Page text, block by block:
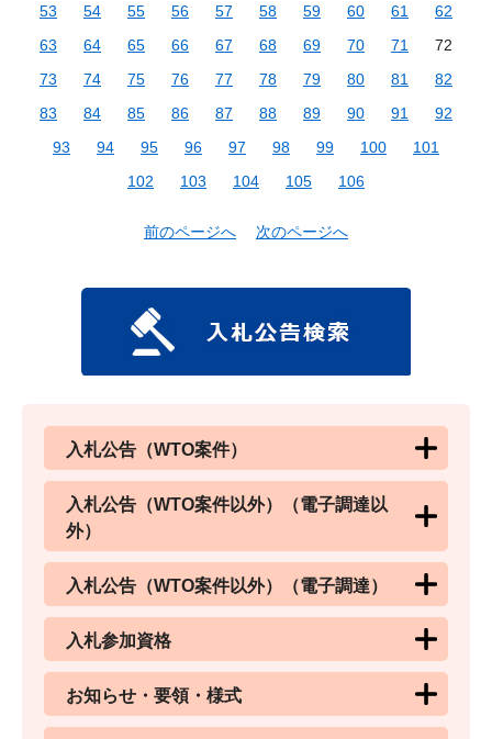
53
54 55 56 57 58 59 60 61
62
63
64 65 66 67 68 69 70 71
72
73
74 75 76 77 78 79 80 81
82
83
84 85 86 87 88 89 90 91
92
93
94 95 96 97 98 99 100
101
102
103 104 105 106
前のページへ 次のページへ
入札公告（WTO案件）
入札公告（WTO案件以外）（電子調達以
外）
入札公告（WTO案件以外）（電子調達）
入札参加資格
お知らせ・要領・様式